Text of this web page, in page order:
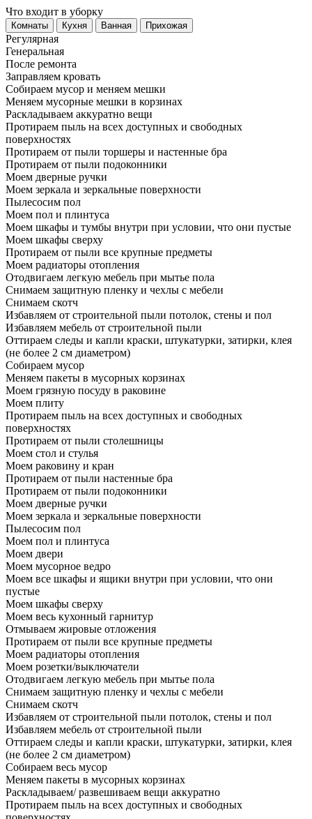
Что входит в уборку
Регу­лярная
Гене­ральная
После ремонта
Заправляем кровать
Собираем мусор и меняем мешки
Меняем мусорные мешки в корзинах
Раскладываем аккуратно вещи
Протираем пыль на всех доступных и свободных
поверхностях
Протираем от пыли торшеры и настенные бра
Протираем от пыли подоконники
Моем дверные ручки
Моем зеркала и зеркальные поверхности
Пылесосим пол
Моем пол и плинтуса
Моем шкафы и тумбы внутри при условии, что они пустые
Моем шкафы сверху
Протираем от пыли все крупные предметы
Моем радиаторы отопления
Отодвигаем легкую мебель при мытье пола
Снимаем защитную пленку и чехлы с мебели
Снимаем скотч
Избавляем от строительной пыли потолок, стены и пол
Избавляем мебель от строительной пыли
Оттираем следы и капли краски, штукатурки, затирки, клея
(не более 2 см диаметром)
Собираем мусор
Меняем пакеты в мусорных корзинах
Моем грязную посуду в раковине
Моем плиту
Протираем пыль на всех доступных и свободных
поверхностях
Протираем от пыли столешницы
Моем стол и стулья
Моем раковину и кран
Протираем от пыли настенные бра
Протираем от пыли подоконники
Моем дверные ручки
Моем зеркала и зеркальные поверхности
Пылесосим пол
Моем пол и плинтуса
Моем двери
Моем мусорное ведро
Моем все шкафы и ящики внутри при условии, что они
пустые
Моем шкафы сверху
Моем весь кухонный гарнитур
Отмываем жировые отложения
Протираем от пыли все крупные предметы
Моем радиаторы отопления
Моем розетки/выключатели
Отодвигаем легкую мебель при мытье пола
Снимаем защитную пленку и чехлы с мебели
Снимаем скотч
Избавляем от строительной пыли потолок, стены и пол
Избавляем мебель от строительной пыли
Оттираем следы и капли краски, штукатурки, затирки, клея
(не более 2 см диаметром)
Собираем весь мусор
Меняем пакеты в мусорных корзинах
Раскладываем/ развешиваем вещи аккуратно
Протираем пыль на всех доступных и свободных